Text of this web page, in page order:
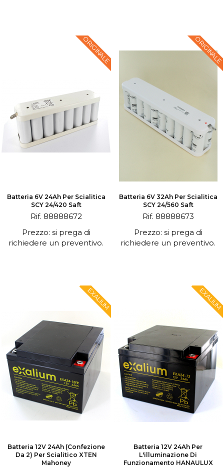
ORIGINALE
Batteria 6V 24Ah Per Scialitica
SCY 24/420 Saft
Rif. 88888672
Prezzo: si prega di
richiedere un preventivo.
ORIGINALE
Batteria 6V 32Ah Per Scialitica
SCY 24/560 Saft
Rif. 88888673
Prezzo: si prega di
richiedere un preventivo.
EXALIUM
Batteria 12V 24Ah (confezione
Da 2) Per Scialitico XTEN
Mahoney
EXALIUM
Batteria 12V 24Ah Per
L'illuminazione Di
Funzionamento HANAULUX